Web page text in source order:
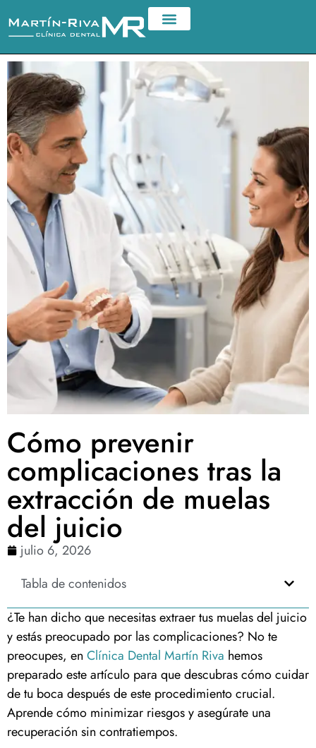
Cómo prevenir
complicaciones tras la
extracción de muelas
del juicio
julio 6, 2026
Tabla de contenidos
¿Te han dicho que necesitas extraer tus muelas del juicio
y estás preocupado por las complicaciones? No te
preocupes, en Clínica Dental Martín Riva hemos
preparado este artículo para que descubras cómo cuidar
de tu boca después de este procedimiento crucial.
Aprende cómo minimizar riesgos y asegúrate una
recuperación sin contratiempos.